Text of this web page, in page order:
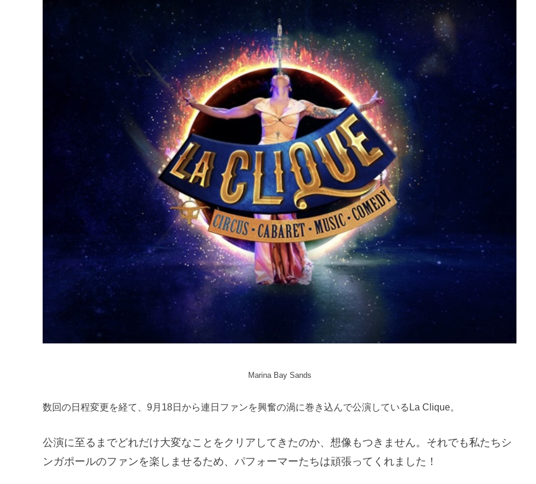
Marina Bay Sands
数回の日程変更を経て、9月18日から連日ファンを興奮の渦に巻き込んで公演しているLa Clique。
公演に至るまでどれだけ大変なことをクリアしてきたのか、想像もつきません。それでも私たちシ
ンガポールのファンを楽しませるため、パフォーマーたちは頑張ってくれました！